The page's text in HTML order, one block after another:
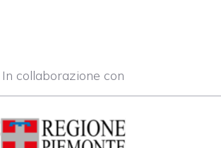
In collaborazione con